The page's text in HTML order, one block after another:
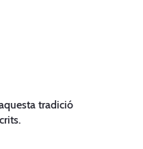
tradició